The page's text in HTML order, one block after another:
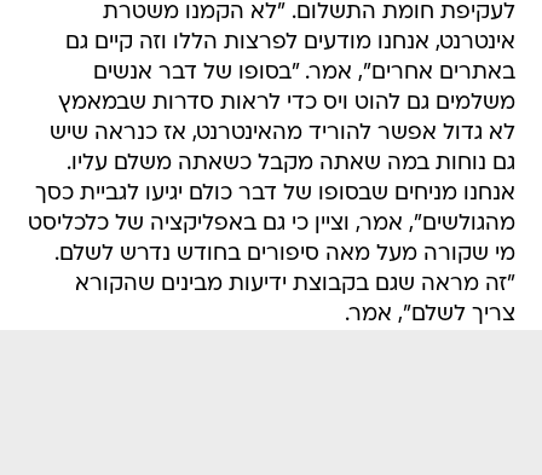
לעקיפת חומת התשלום. "לא הקמנו משטרת
אינטרנט, אנחנו מודעים לפרצות הללו וזה קיים גם
באתרים אחרים", אמר. "בסופו של דבר אנשים
משלמים גם להוט ויס כדי לראות סדרות שבמאמץ
לא גדול אפשר להוריד מהאינטרנט, אז כנראה שיש
גם נוחות במה שאתה מקבל כשאתה משלם עליו.
אנחנו מניחים שבסופו של דבר כולם יגיעו לגביית כסך
מהגולשים", אמר, וציין כי גם באפליקציה של כלכליסט
מי שקורה מעל מאה סיפורים בחודש נדרש לשלם.
"זה מראה שגם בקבוצת ידיעות מבינים שהקורא
צריך לשלם", אמר.